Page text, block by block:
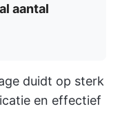
aantal
duidt op sterk
en effectief